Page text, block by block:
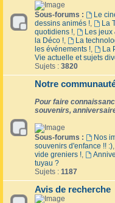
Sous-forums : Le
dessins animés !, La
quotidiens !, Les jeux
la Déco !, La
les événements !, La
Vie actuelle et sujets
Sujets : 3820
Notre
Pour faire
souvenirs,
Sous-forums : Nos
souvenirs d'enfance !! :),
vide greniers !,
tuyau ?
Sujets : 1187
Avis de recherche